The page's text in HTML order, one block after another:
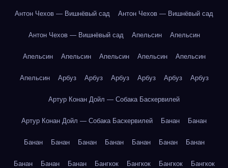
Антон Чехов — Вишнёвый сад Антон Чехов — Вишнёвый сад
Антон Чехов — Вишнёвый сад Апельсин Апельсин
Апельсин Апельсин Апельсин Апельсин Апельсин
Апельсин Арбуз Арбуз Арбуз Арбуз Арбуз Арбуз
Артур Конан Дойл — Собака Баскервилей
Артур Конан Дойл — Собака Баскервилей Банан Банан
Банан Банан Банан Банан Банан Банан Банан
Банан Банан Банан Бангкок Бангкок Бангкок Бангкок